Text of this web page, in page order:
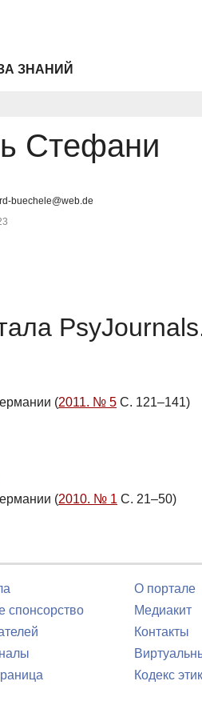
ЗНАНИЙ
Стефани
buechele@web.de
(2011. № 5 С. 121–141)
(2010. № 1 С. 21–50)
спонсорство
О портале
Медиакит
Контакты
Кодекс